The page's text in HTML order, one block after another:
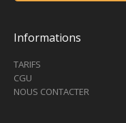
Informations
TARIFS
CGU
NOUS CONTACTER